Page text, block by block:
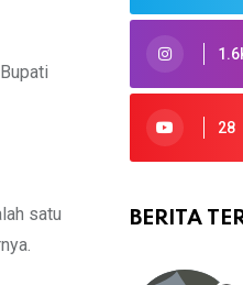
satu
28
BERITA